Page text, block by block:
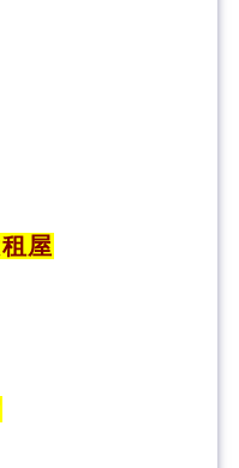
屋